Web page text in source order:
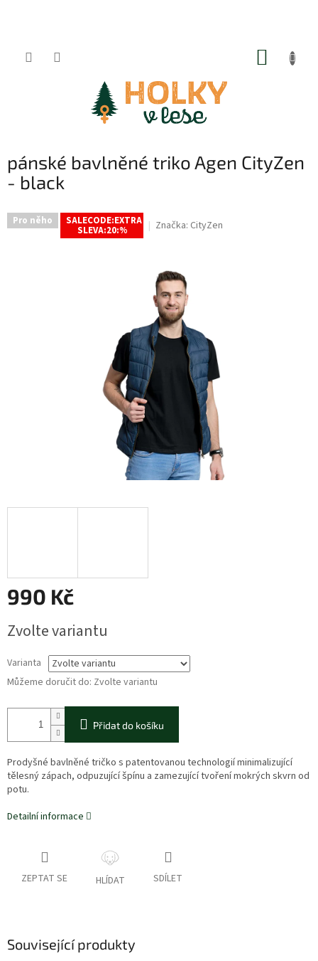
pánské bavlněné triko Agen CityZen
- black
Pro něho SALECODE:EXTRA
SLEVA:20:% Značka: CityZen
990 Kč
cena:
Zvolte variantu
Varianta
Můžeme doručit do: Zvolte variantu
Přidat do košíku
Prodyšné bavlněné tričko s patentovanou technologií minimalizující
tělesný zápach, odpuzující špínu a zamezující tvoření mokrých skvrn od
potu.
Detailní informace
ZEPTAT SE HLÍDAT SDÍLET
Související produkty